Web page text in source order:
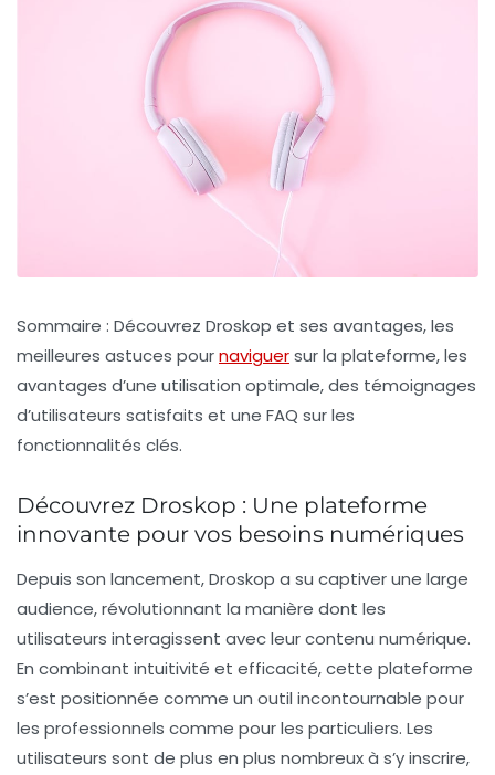
Sommaire : Découvrez Droskop et ses avantages, les
meilleures astuces pournaviguersur la plateforme, les
avantages d’une utilisation optimale, des témoignages
d’utilisateurs satisfaits et une FAQ sur les
fonctionnalités clés.
Découvrez Droskop : Une plateforme
innovante pour vos besoins numériques
Depuis son lancement, Droskop a su captiver une large
audience, révolutionnant la manière dont les
utilisateurs interagissent avec leur contenu numérique.
En combinant intuitivité et efficacité, cette plateforme
s’est positionnée comme un outil incontournable pour
les professionnels comme pour les particuliers. Les
utilisateurs sont de plus en plus nombreux à s’y inscrire,